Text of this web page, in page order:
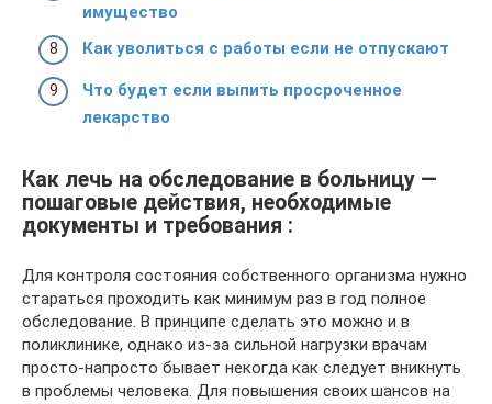
имущество
Как уволиться с работы если не отпускают
Что будет если выпить просроченное
лекарство
Как лечь на обследование в больницу —
пошаговые действия, необходимые
документы и требования :
Для контроля состояния собственного организма нужно
стараться проходить как минимум раз в год полное
обследование. В принципе сделать это можно и в
поликлинике, однако из-за сильной нагрузки врачам
просто-напросто бывает некогда как следует вникнуть
в проблемы человека. Для повышения своих шансов на